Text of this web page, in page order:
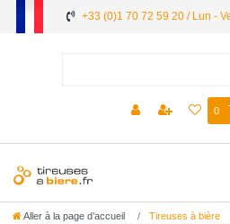
+33 (0)1 70 72 59 20 / Lun -
0
Aller à la page d’accueil
Tireuses à bière